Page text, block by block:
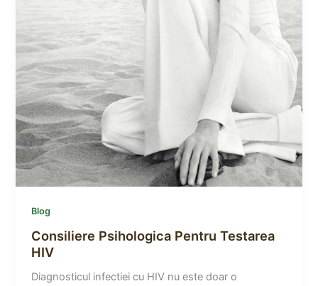
Blog
Consiliere Psihologica Pentru Testarea
HIV
Diagnosticul infectiei cu HIV nu este doar o